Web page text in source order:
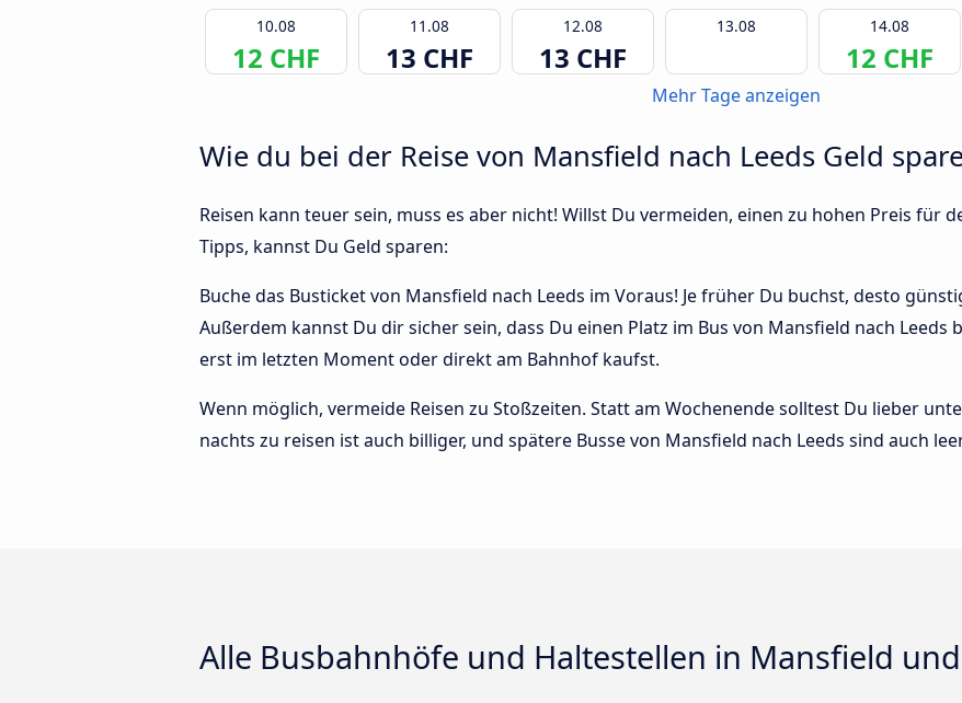
10.08
12 CHF
11.08
13 CHF
12.08
13 CHF
13.08 14.08
12 CHF
Mehr Tage anzeigen
Wie du bei der Reise von Mansfield nach Leeds Geld
Reisen kann teuer sein, muss es aber nicht! Willst Du vermeiden, einen zu hohen Preis für
Tipps, kannst Du Geld sparen:
Buche das Busticket von Mansfield nach Leeds im Voraus! Je früher Du buchst, desto
Außerdem kannst Du dir sicher sein, dass Du einen Platz im Bus von Mansfield nach
erst im letzten Moment oder direkt am Bahnhof kaufst.
Wenn möglich, vermeide Reisen zu Stoßzeiten. Statt am Wochenende solltest Du lieber
nachts zu reisen ist auch billiger, und spätere Busse von Mansfield nach Leeds sind auch
Alle Busbahnhöfe und Haltestellen in Mansfield